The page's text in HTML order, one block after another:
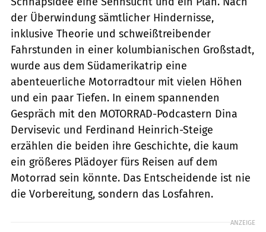
der Überwindung sämtlicher Hindernisse,
inklusive Theorie und schweißtreibender
Fahrstunden in einer kolumbianischen Großstadt,
wurde aus dem Südamerikatrip eine
abenteuerliche Motorradtour mit vielen Höhen
und ein paar Tiefen. In einem spannenden
Gespräch mit den MOTORRAD-Podcastern Dina
Dervisevic und Ferdinand Heinrich-Steige
erzählen die beiden ihre Geschichte, die kaum
ein größeres Plädoyer fürs Reisen auf dem
Motorrad sein könnte. Das Entscheidende ist nie
die Vorbereitung, sondern das Losfahren.
ANZEIGE